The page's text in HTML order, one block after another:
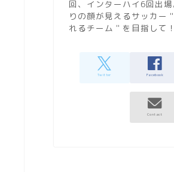
回、インターハイ6回出
りの顔が見えるサッカー
れるチーム＂を目指して！